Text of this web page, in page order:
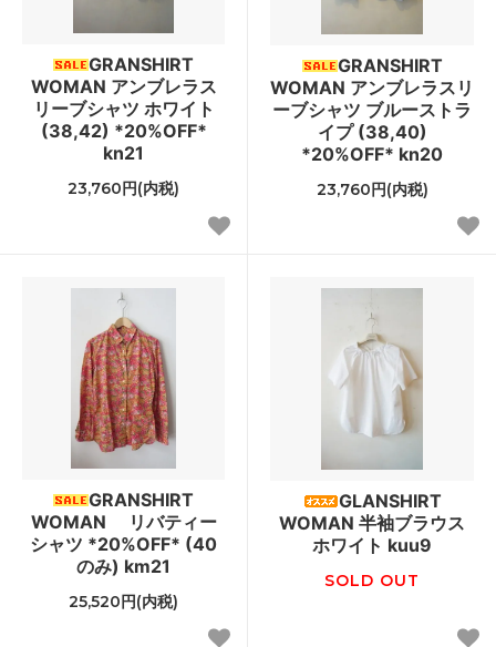
GRANSHIRT
WOMAN アンブレラス
リーブシャツ ホワイト
(38,42) *20%OFF*
kn21
23,760円(内税)
GRANSHIRT
WOMAN アンブレラスリ
ーブシャツ ブルーストラ
イプ (38,40)
*20%OFF* kn20
23,760円(内税)
GRANSHIRT
WOMAN リバティー
シャツ *20%OFF* (40
のみ) km21
25,520円(内税)
GLANSHIRT
WOMAN 半袖ブラウス
ホワイト kuu9
SOLD OUT